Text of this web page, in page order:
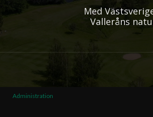
Med
Valleråns
Administration